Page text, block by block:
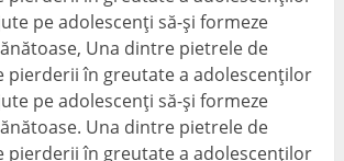
pe adolescenți să-și formeze
Una dintre pietrele de
pierderii în greutate a adolescenților
pe adolescenți să-și formeze
Una dintre pietrele de
pierderii în greutate a adolescenților